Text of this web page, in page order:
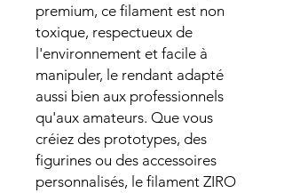
premium, ce filament est non
toxique, respectueux de
l'environnement et facile à
manipuler, le rendant adapté
aussi bien aux professionnels
qu'aux amateurs. Que vous
créiez des prototypes, des
figurines ou des accessoires
personnalisés, le filament ZIRO